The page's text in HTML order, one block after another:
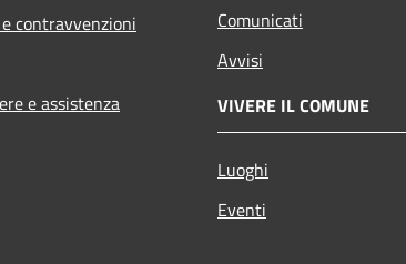
contravvenzioni
e assistenza
Comunicati
Avvisi
VIVERE IL COMUNE
Luoghi
Eventi